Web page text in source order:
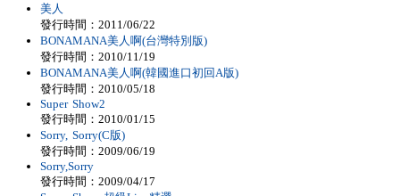
美人
發行時間：2011/06/22
BONAMANA美人啊(台灣特別版)
發行時間：2010/11/19
BONAMANA美人啊(韓國進口初回A版)
發行時間：2010/05/18
Super Show2
發行時間：2010/01/15
Sorry, Sorry(C版)
發行時間：2009/06/19
Sorry,Sorry
發行時間：2009/04/17